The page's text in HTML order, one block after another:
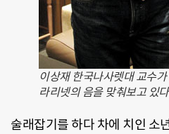
이상재 한국나사렛대 교수
라리넷의 음을 맞춰보고 있
술래잡기를 하다 차에 치인 소